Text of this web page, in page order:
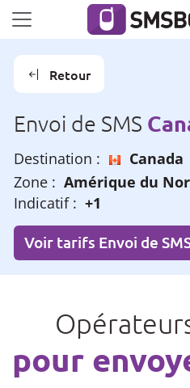
Panneau de gestion des
Retour
Envoi de SMS
Destination :
Canada
Zone : Amérique du
Indicatif : +1
Voir tarifs Envoi de
pour